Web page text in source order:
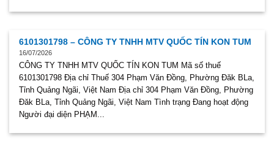
6101301798 – CÔNG TY TNHH MTV QUỐC TÍN KON TUM
16/07/2026
CÔNG TY TNHH MTV QUỐC TÍN KON TUM Mã số thuế
6101301798 Địa chỉ Thuế 304 Phạm Văn Đồng, Phường Đăk BLa,
Tỉnh Quảng Ngãi, Việt Nam Địa chỉ 304 Phạm Văn Đồng, Phường
Đăk BLa, Tỉnh Quảng Ngãi, Việt Nam Tình trạng Đang hoạt động
Người đại diện PHẠM...